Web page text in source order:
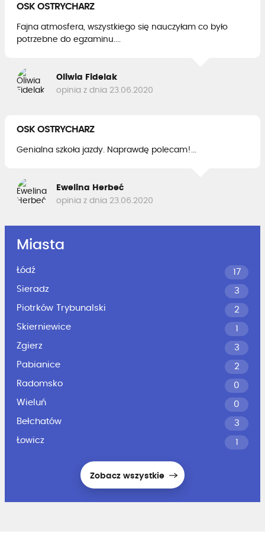
OSK OSTRYCHARZ
Fajna atmosfera, wszystkiego się nauczyłam co było
potrzebne do egzaminu....
Oliwia Fidelak
opinia z dnia 23.06.2020
OSK OSTRYCHARZ
Genialna szkoła jazdy. Naprawdę polecam!...
Ewelina Herbeć
opinia z dnia 23.06.2020
Miasta
Łódź
17
Sieradz
3
Piotrków Trybunalski
2
Skierniewice
1
Zgierz
3
Pabianice
2
Radomsko
0
Wieluń
0
Bełchatów
3
Łowicz
1
Zobacz wszystkie